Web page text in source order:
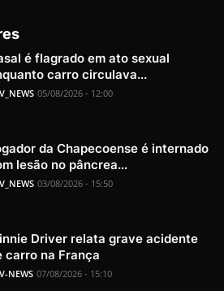
é flagrado em ato sexual
carro circulava...
05/08/2026 - 12:00
da Chapecoense é internado
lesão no pâncrea...
03/08/2026 - 15:50
Driver relata grave acidente
carro na França
NEWS 07/08/2026 - 15:10